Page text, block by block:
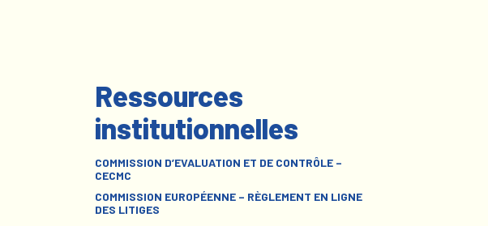
Ressources
institutionnelles
COMMISSION D’EVALUATION ET DE CONTRÔLE –
CECMC
COMMISSION EUROPÉENNE – RÈGLEMENT EN LIGNE
DES LITIGES